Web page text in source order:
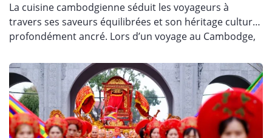
La cuisine cambodgienne séduit les voyageurs à
travers ses saveurs équilibrées et son héritage culturel
profondément ancré. Lors d’un voyage au Cambodge,